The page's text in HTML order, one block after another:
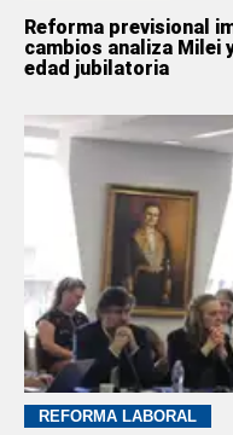
Reforma previsional
cambios analiza Milei
edad jubilatoria
REFORMA LABORAL